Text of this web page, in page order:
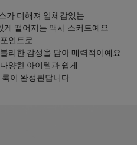
가 더해져 입체감있는
떨어지는 맥시 스커트예요
인트로
리한 감성을 담아 매력적이예요
양한 아이템과 쉽게
이 완성된답니다